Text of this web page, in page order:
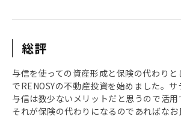
総評
与信を使っての資産形成と保険の代わりと
でRENOSYの不動産投資を始めました。
与信は数少ないメリットだと思うので活用
それが保険の代わりになるのであればなお